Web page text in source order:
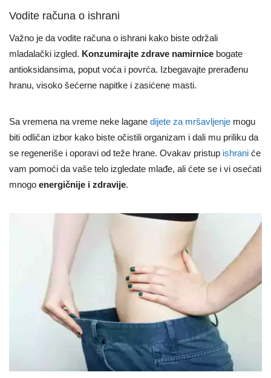
Vodite računa o ishrani
Važno je da vodite računa o ishrani kako biste održali
mladalački izgled. Konzumirajte zdrave namirnice bogate
antioksidansima, poput voća i povrća. Izbegavajte prerađenu
hranu, visoko šećerne napitke i zasićene masti.
Sa vremena na vreme neke lagane dijete za mršavljenje mogu
biti odličan izbor kako biste očistili organizam i dali mu priliku da
se regeneriše i oporavi od teže hrane. Ovakav pristup ishrani će
vam pomoći da vaše telo izgledate mlađe, ali ćete se i vi osećati
mnogo energičnije i zdravije.